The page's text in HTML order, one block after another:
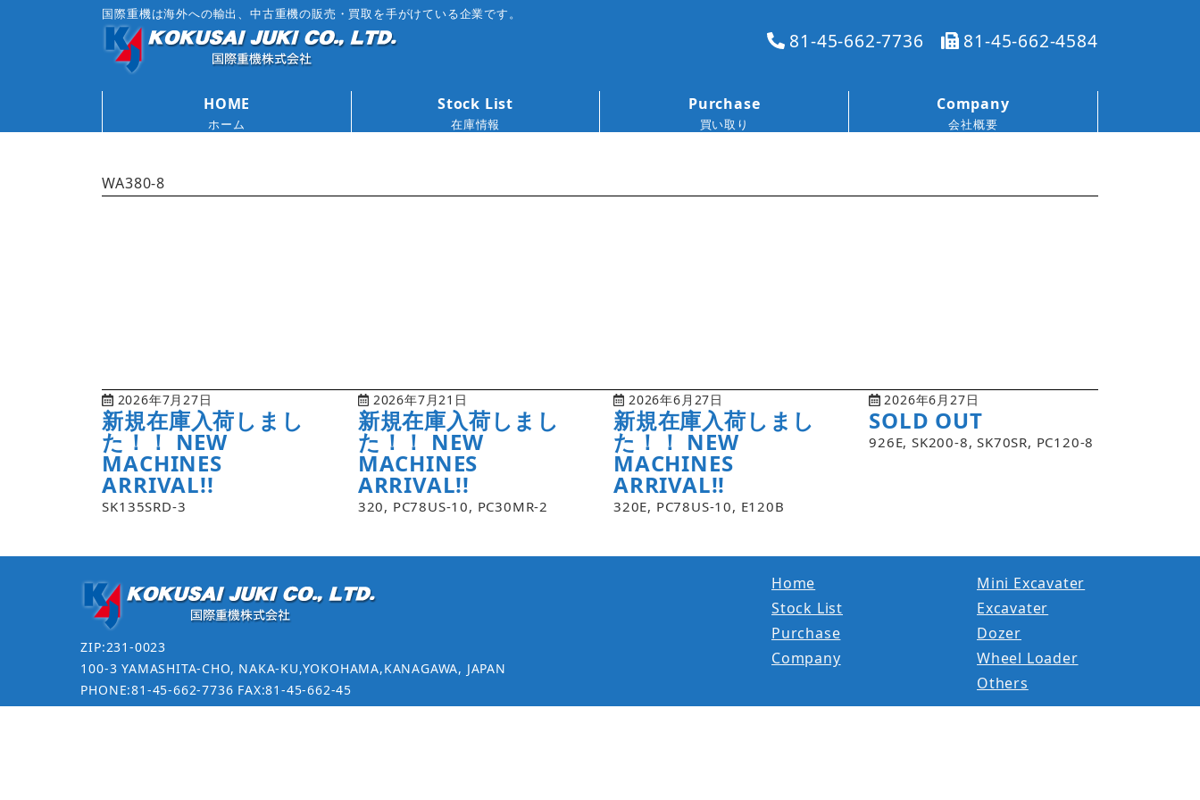
国際重機は海外への輸出、中古重機の販売・買取を手がけている企業です。
81-45-662-7736 81-45-662-4584
HOME
ホーム
Stock List
在庫情報
Purchase
買い取り
Company
会社概要
WA380-8
2026年7月27日
新規在庫入荷しまし
た！！ NEW
MACHINES
ARRIVAL!!
SK135SRD-3
2026年7月21日
新規在庫入荷しまし
た！！ NEW
MACHINES
ARRIVAL!!
320, PC78US-10, PC30MR-2
2026年6月27日
新規在庫入荷しまし
た！！ NEW
MACHINES
ARRIVAL!!
320E, PC78US-10, E120B
2026年6月27日
SOLD OUT
926E, SK200-8, SK70SR, PC120-8
ZIP:231-0023
100-3 YAMASHITA-CHO, NAKA-KU,YOKOHAMA,KANAGAWA, JAPAN
PHONE:81-45-662-7736 FAX:81-45-662-45
Home
Stock List
Purchase
Company
Mini Excavater
Excavater
Dozer
Wheel Loader
Others